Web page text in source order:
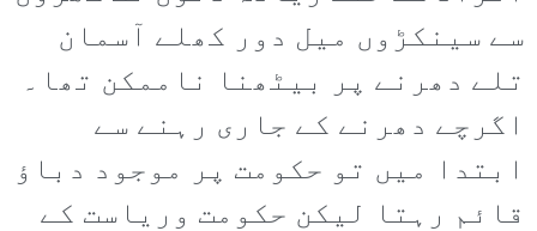
سے سینکڑوں میل دور کھلے آسمان
تلے دھرنے پر بیٹھنا ناممکن تھا۔
اگرچے دھرنے کے جاری رہنے سے
ابتدا میں تو حکومت پر موجود دباؤ
قائم رہتا لیکن حکومت وریاست کے